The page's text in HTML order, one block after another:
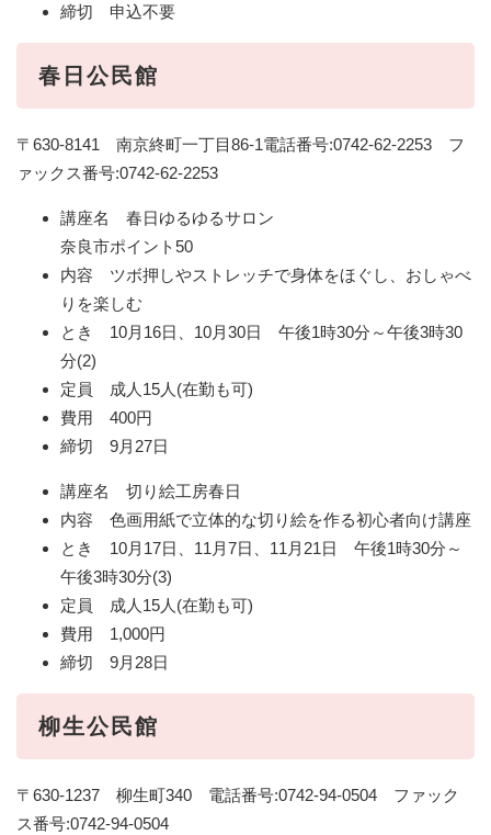
締切 申込不要
春日公民館
〒630-8141 南京終町一丁目86-1電話番号:0742-62-2253 フ
ァックス番号:0742-62-2253
講座名 春日ゆるゆるサロン
奈良市ポイント50
内容 ツボ押しやストレッチで身体をほぐし、おしゃべ
りを楽しむ
とき 10月16日、10月30日 午後1時30分～午後3時30
分(2)
定員 成人15人(在勤も可)
費用 400円
締切 9月27日
講座名 切り絵工房春日
内容 色画用紙で立体的な切り絵を作る初心者向け講座
とき 10月17日、11月7日、11月21日 午後1時30分～
午後3時30分(3)
定員 成人15人(在勤も可)
費用 1,000円
締切 9月28日
柳生公民館
〒630-1237 柳生町340 電話番号:0742-94-0504 ファック
ス番号:0742-94-0504